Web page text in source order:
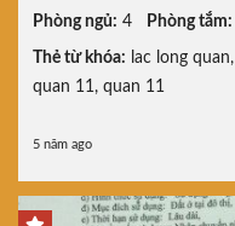
Phòng ngủ: 4 Phòng tắm:
Thẻ từ khóa: lac long quan,
quan 11 , quan 11
5 năm ago